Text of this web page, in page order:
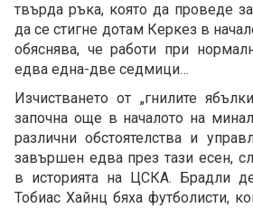
твърда ръка, която да проведе
да се стигне дотам Керкез в
обяснява, че работи при
едва една-две седмици…
Изчистването от „гнилите
започна още в началото на
различни обстоятелства и
завършен едва през тази есен,
в историята на ЦСКА. Брадли
Тобиас Хайнц бяха футболисти,